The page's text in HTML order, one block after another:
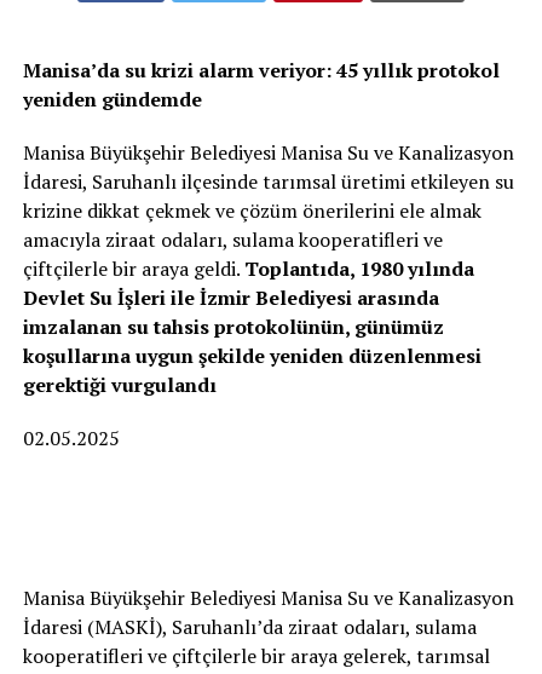
Manisa’da su krizi alarm veriyor: 45 yıllık protokol
yeniden gündemde
Manisa Büyükşehir Belediyesi Manisa Su ve Kanalizasyon
İdaresi, Saruhanlı ilçesinde tarımsal üretimi etkileyen su
krizine dikkat çekmek ve çözüm önerilerini ele almak
amacıyla ziraat odaları, sulama kooperatifleri ve
çiftçilerle bir araya geldi. Toplantıda, 1980 yılında
Devlet Su İşleri ile İzmir Belediyesi arasında
imzalanan su tahsis protokolünün, günümüz
koşullarına uygun şekilde yeniden düzenlenmesi
gerektiği vurgulandı
02.05.2025
Manisa Büyükşehir Belediyesi Manisa Su ve Kanalizasyon
İdaresi (MASKİ), Saruhanlı’da ziraat odaları, sulama
kooperatifleri ve çiftçilerle bir araya gelerek, tarımsal